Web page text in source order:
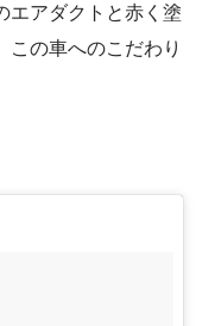
エアダクトと赤く塗
この車へのこだわり